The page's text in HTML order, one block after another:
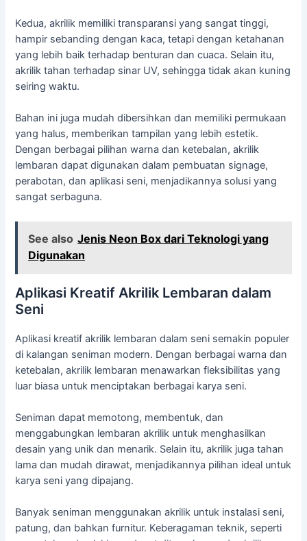
Kedua, akrilik memiliki transparansi yang sangat tinggi,
hampir sebanding dengan kaca, tetapi dengan ketahanan
yang lebih baik terhadap benturan dan cuaca. Selain itu,
akrilik tahan terhadap sinar UV, sehingga tidak akan kuning
seiring waktu.
Bahan ini juga mudah dibersihkan dan memiliki permukaan
yang halus, memberikan tampilan yang lebih estetik.
Dengan berbagai pilihan warna dan ketebalan, akrilik
lembaran dapat digunakan dalam pembuatan signage,
perabotan, dan aplikasi seni, menjadikannya solusi yang
sangat serbaguna.
See also Jenis Neon Box dari Teknologi yang
Digunakan
Aplikasi Kreatif Akrilik Lembaran dalam
Seni
Aplikasi kreatif akrilik lembaran dalam seni semakin populer
di kalangan seniman modern. Dengan berbagai warna dan
ketebalan, akrilik lembaran menawarkan fleksibilitas yang
luar biasa untuk menciptakan berbagai karya seni.
Seniman dapat memotong, membentuk, dan
menggabungkan lembaran akrilik untuk menghasilkan
desain yang unik dan menarik. Selain itu, akrilik juga tahan
lama dan mudah dirawat, menjadikannya pilihan ideal untuk
karya seni yang dipajang.
Banyak seniman menggunakan akrilik untuk instalasi seni,
patung, dan bahkan furnitur. Keberagaman teknik, seperti